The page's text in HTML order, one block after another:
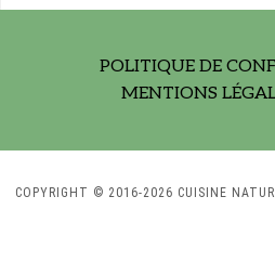
POLITIQUE DE
MENTIONS
COPYRIGHT © 2016-2026 CUISINE